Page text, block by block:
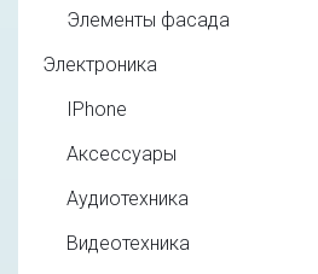
Элементы фасада
Электроника
IPhone
Аксессуары
Аудиотехника
Видеотехника